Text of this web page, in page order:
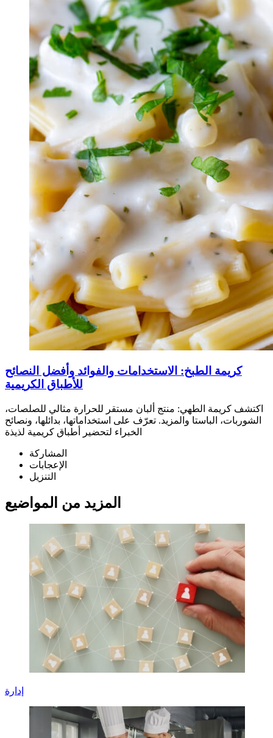
كريمة الطبخ: الاستخدامات والفوائد وأفضل النصائح
للأطباق الكريمية
اكتشف كريمة الطهي: منتج ألبان مستقر للحرارة مثالي للصلصات،
الشوربات، الباستا والمزيد. تعرّف على استخداماتها، بدائلها، ونصائح
الخبراء لتحضير أطباق كريمية لذيذة
المشاركة
الإعجابات
التنزيل
المزيد من المواضيع
إدارة